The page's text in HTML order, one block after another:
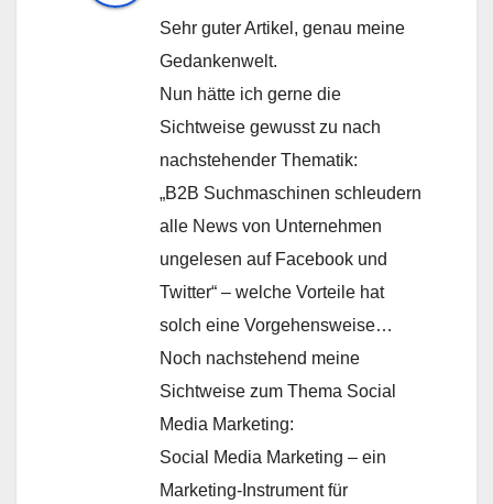
Sehr guter Artikel, genau meine
Gedankenwelt.
Nun hätte ich gerne die
Sichtweise gewusst zu nach
nachstehender Thematik:
„B2B Suchmaschinen schleudern
alle News von Unternehmen
ungelesen auf Facebook und
Twitter“ – welche Vorteile hat
solch eine Vorgehensweise…
Noch nachstehend meine
Sichtweise zum Thema Social
Media Marketing:
Social Media Marketing – ein
Marketing-Instrument für